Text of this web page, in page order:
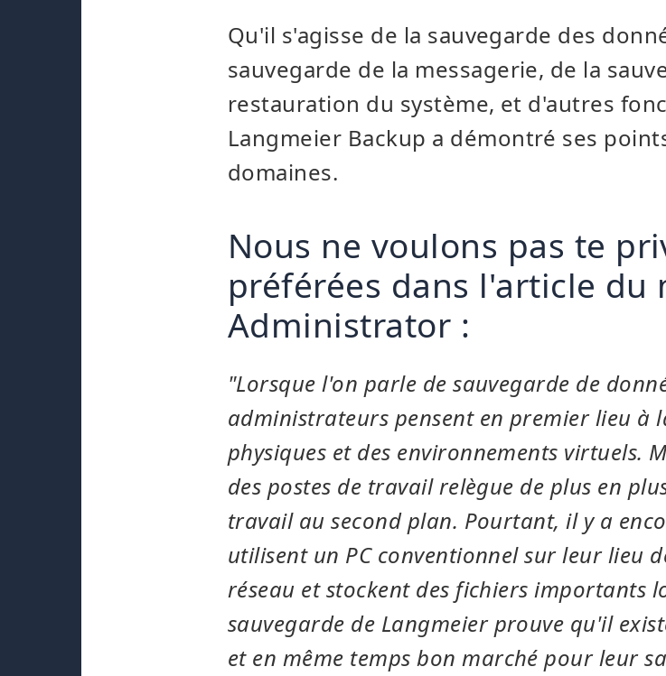
Qu'il s'agisse de la sauvegarde des
sauvegarde de la messagerie, de la
restauration du système, et d'autres
Langmeier Backup a démontré ses
domaines.
Nous ne voulons pas te
préférées dans l'article du
Administrator :
"Lorsque l'on parle de sauvegarde de
administrateurs pensent en premier lieu à
physiques et des environnements virtuels.
des postes de travail relègue de plus en
travail au second plan. Pourtant, il y a
utilisent un PC conventionnel sur leur lieu
réseau et stockent des fichiers importants
sauvegarde de Langmeier prouve qu'il
et en même temps bon marché pour leur